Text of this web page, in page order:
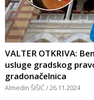
VALTER OTKRIVA:
usluge gradskog
gradonačelnica
Almedin ŠIŠIĆ 26.11.2024